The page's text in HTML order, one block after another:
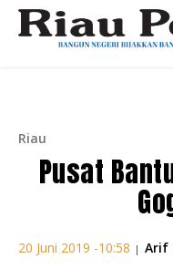
Riau
Pusat
20 Juni 2019 -10:58 | Arif